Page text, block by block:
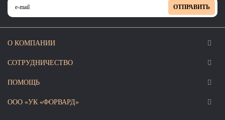
ОТПРАВИТЬ
О КОМПАНИИ
СОТРУДНИЧЕСТВО
ПОМОЩЬ
ООО «УК «ФОРВАРД»